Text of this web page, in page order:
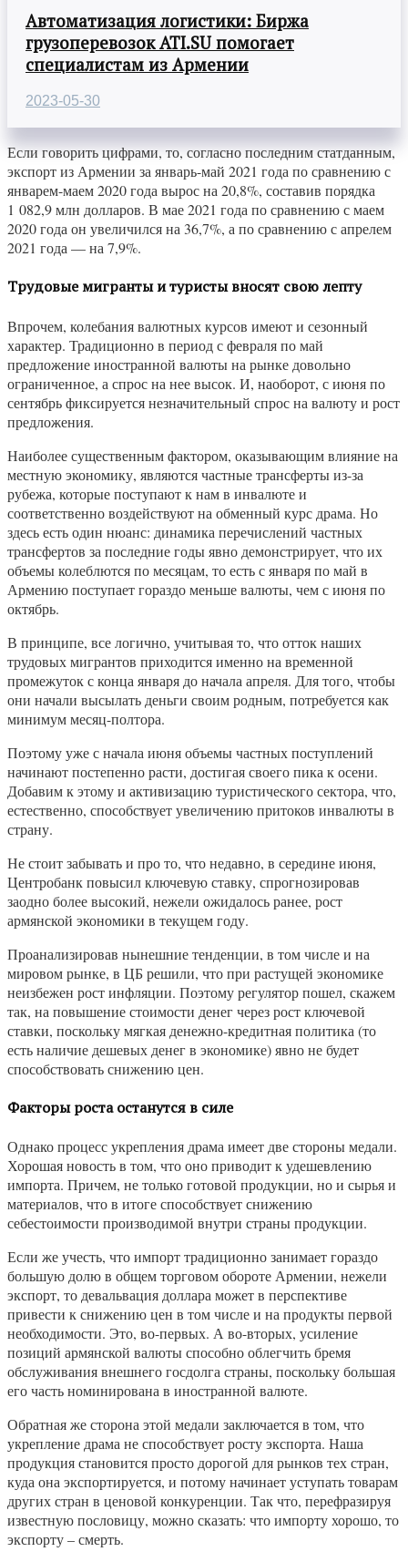
Автоматизация логистики: Биржа
грузоперевозок ATI.SU помогает
специалистам из Армении
2023-05-30
Если говорить цифрами, то, согласно последним статданным,
экспорт из Армении за январь-май 2021 года по сравнению с
январем-маем 2020 года вырос на 20,8%, составив порядка
1 082,9 млн долларов. В мае 2021 года по сравнению с маем
2020 года он увеличился на 36,7%, а по сравнению с апрелем
2021 года — на 7,9%.
Трудовые мигранты и туристы вносят свою лепту
Впрочем, колебания валютных курсов имеют и сезонный
характер. Традиционно в период с февраля по май
предложение иностранной валюты на рынке довольно
ограниченное, а спрос на нее высок. И, наоборот, с июня по
сентябрь фиксируется незначительный спрос на валюту и рост
предложения.
Наиболее существенным фактором, оказывающим влияние на
местную экономику, являются частные трансферты из-за
рубежа, которые поступают к нам в инвалюте и
соответственно воздействуют на обменный курс драма. Но
здесь есть один нюанс: динамика перечислений частных
трансфертов за последние годы явно демонстрирует, что их
объемы колеблются по месяцам, то есть с января по май в
Армению поступает гораздо меньше валюты, чем с июня по
октябрь.
В принципе, все логично, учитывая то, что отток наших
трудовых мигрантов приходится именно на временной
промежуток с конца января до начала апреля. Для того, чтобы
они начали высылать деньги своим родным, потребуется как
минимум месяц-полтора.
Поэтому уже с начала июня объемы частных поступлений
начинают постепенно расти, достигая своего пика к осени.
Добавим к этому и активизацию туристического сектора, что,
естественно, способствует увеличению притоков инвалюты в
страну.
Не стоит забывать и про то, что недавно, в середине июня,
Центробанк повысил ключевую ставку, спрогнозировав
заодно более высокий, нежели ожидалось ранее, рост
армянской экономики в текущем году.
Проанализировав нынешние тенденции, в том числе и на
мировом рынке, в ЦБ решили, что при растущей экономике
неизбежен рост инфляции. Поэтому регулятор пошел, скажем
так, на повышение стоимости денег через рост ключевой
ставки, поскольку мягкая денежно-кредитная политика (то
есть наличие дешевых денег в экономике) явно не будет
способствовать снижению цен.
Факторы роста останутся в силе
Однако процесс укрепления драма имеет две стороны медали.
Хорошая новость в том, что оно приводит к удешевлению
импорта. Причем, не только готовой продукции, но и сырья и
материалов, что в итоге способствует снижению
себестоимости производимой внутри страны продукции.
Если же учесть, что импорт традиционно занимает гораздо
большую долю в общем торговом обороте Армении, нежели
экспорт, то девальвация доллара может в перспективе
привести к снижению цен в том числе и на продукты первой
необходимости. Это, во-первых. А во-вторых, усиление
позиций армянской валюты способно облегчить бремя
обслуживания внешнего госдолга страны, поскольку большая
его часть номинирована в иностранной валюте.
Обратная же сторона этой медали заключается в том, что
укрепление драма не способствует росту экспорта. Наша
продукция становится просто дорогой для рынков тех стран,
куда она экспортируется, и потому начинает уступать товарам
других стран в ценовой конкуренции. Так что, перефразируя
известную пословицу, можно сказать: что импорту хорошо, то
экспорту – смерть.